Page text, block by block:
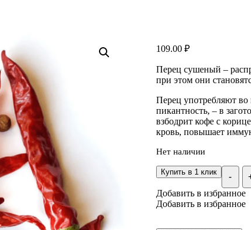
109.00 ₽
Перец сушеный –
при этом они
Перец употребляют во
пикантность, – в
взбодрит кофе с
кровь, повышает
Нет наличии
-
Купить в 1 клик
Добавить в избранное
Добавить в избранное